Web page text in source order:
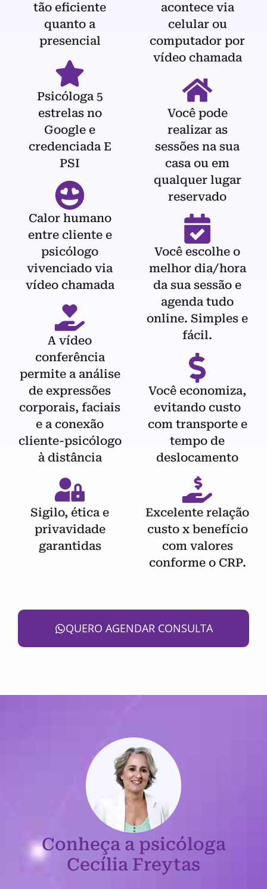
tão eficiente
quanto a
presencial
Psicóloga 5
estrelas no
Google e
credenciada E
PSI
Calor humano
entre cliente e
psicólogo
vivenciado via
vídeo chamada
A vídeo
conferência
permite a análise
de expressões
corporais, faciais
e a conexão
cliente-psicólogo
à distância
Sigilo, ética e
privavidade
garantidas
acontece via
celular ou
computador por
vídeo chamada
Você pode
realizar as
sessões na sua
casa ou em
qualquer lugar
reservado
Você escolhe o
melhor dia/hora
da sua sessão e
agenda tudo
online. Simples e
fácil.
Você economiza,
evitando custo
com transporte e
tempo de
deslocamento
Excelente relação
custo x benefício
com valores
conforme o CRP.
QUERO AGENDAR CONSULTA
Conheça a psicóloga
Cecília Freytas